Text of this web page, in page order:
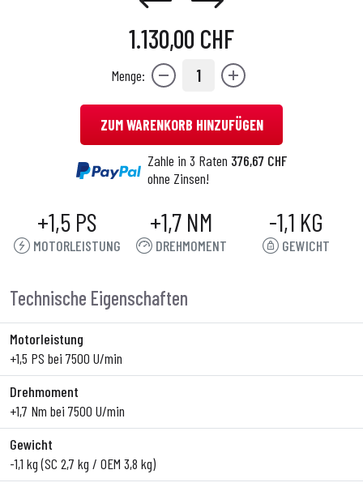
1.130,00 CHF
Menge: 1
ZUM WARENKORB HINZUFÜGEN
Zahle in 3 Raten 376,67 CHF
ohne Zinsen!
+1,5 PS
MOTORLEISTUNG
+1,7 NM
DREHMOMENT
-1,1 KG
GEWICHT
Technische Eigenschaften
Motorleistung
+1,5 PS bei 7500 U/min
Drehmoment
+1,7 Nm bei 7500 U/min
Gewicht
-1,1 kg (SC 2,7 kg / OEM 3,8 kg)